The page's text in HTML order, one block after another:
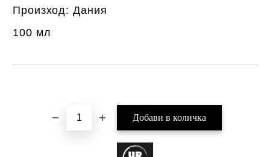
Произход:Дания
100 мл